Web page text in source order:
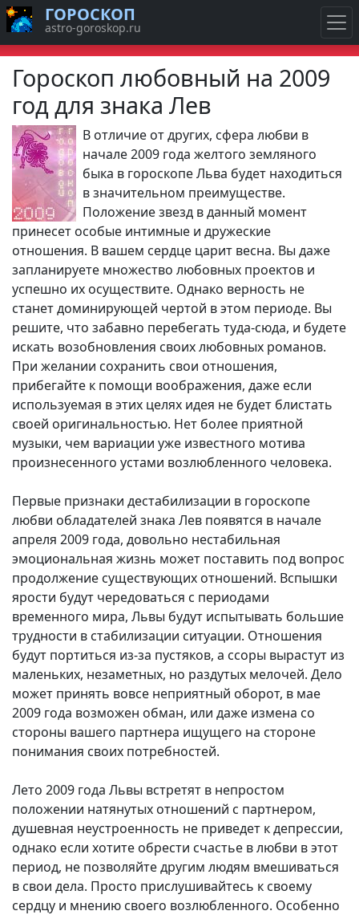
Гороскоп любовный на 2009
год для знака Лев
В отличие от других, сфера любви в
начале 2009 года желтого земляного
быка в гороскопе Льва будет находиться
в значительном преимуществе.
Положение звезд в данный момент
принесет особые интимные и дружеские
отношения. В вашем сердце царит весна. Вы даже
запланируете множество любовных проектов и
успешно их осуществите. Однако верность не
станет доминирующей чертой в этом периоде. Вы
решите, что забавно перебегать туда-сюда, и будете
искать возобновления своих любовных романов.
При желании сохранить свои отношения,
прибегайте к помощи воображения, даже если
используемая в этих целях идея не будет блистать
своей оригинальностью. Нет более приятной
музыки, чем вариации уже известного мотива
произнесенного устами возлюбленного человека.
Первые признаки дестабилизации в гороскопе
любви обладателей знака Лев появятся в начале
апреля 2009 года, довольно нестабильная
эмоциональная жизнь может поставить под вопрос
продолжение существующих отношений. Вспышки
ярости будут чередоваться с периодами
временного мира, Львы будут испытывать большие
трудности в стабилизации ситуации. Отношения
будут портиться из-за пустяков, а ссоры вырастут из
маленьких, незаметных, но раздутых мелочей. Дело
может принять вовсе неприятный оборот, в мае
2009 года возможен обман, или даже измена со
стороны вашего партнера ищущего на стороне
понимания своих потребностей.
Лето 2009 года Львы встретят в непростом
положении натянутых отношений с партнером,
душевная неустроенность не приведет к депрессии,
однако если хотите обрести счастье в любви в этот
период, не позволяйте другим людям вмешиваться
в свои дела. Просто прислушивайтесь к своему
сердцу и мнению своего возлюбленного. Особенно
ГОРОСКОП
astro-goroskop.ru